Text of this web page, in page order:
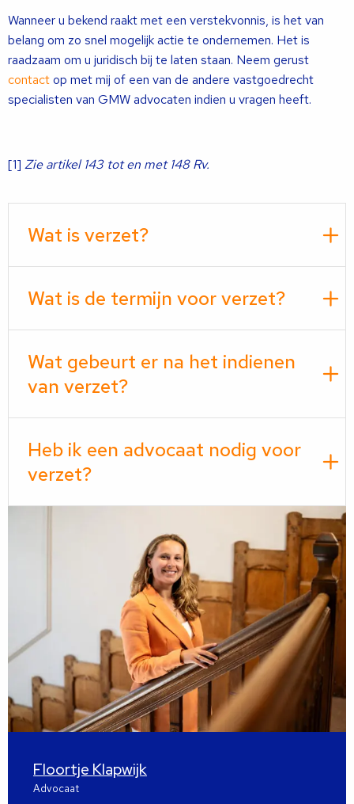
Wanneer u bekend raakt met een verstekvonnis, is het van
belang om zo snel mogelijk actie te ondernemen. Het is
raadzaam om u juridisch bij te laten staan. Neem gerust
contactop met mij of een van de andere vastgoedrecht
specialisten van GMW advocaten indien u vragen heeft.
[1] Zie artikel 143 tot en met 148 Rv.
Wat is verzet?
Wat is de termijn voor verzet?
Wat gebeurt er na het indienen
van verzet?
Heb ik een advocaat nodig voor
verzet?
Floortje Klapwijk
Advocaat